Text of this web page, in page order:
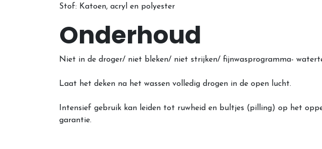
Stof: Katoen, acryl en polyester
Onderhoud
Niet in de droger/ niet bleken/ niet strijken/ fijnwasprogramma-
Laat het deken na het wassen volledig drogen in de open lucht.
Intensief gebruik kan leiden tot ruwheid en bultjes (pilling) op het
garantie.